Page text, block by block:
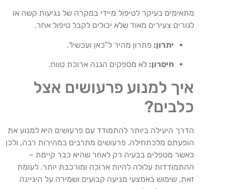
מתאימים בעיקר לטיפול מיידי במקרה של נגיעות קשה או
לגורים צעירים מאוד שלא יכולים לקבל טיפול אחר.
יתרון: פתרון מהיר ל"כאן ועכשיו".
חיסרון: לא מספקים הגנה ארוכת טווח.
איך למנוע פרעושים אצל
כלבים?
הדרך היעילה ביותר להתמודד עם פרעושים היא למנוע את
הופעתם מלכתחילה. פרעושים מתרבים במהירות רבה, ולכן
כאשר מטפלים בבעיה רק לאחר שהיא כבר קיימת –
ההתמודדות עלולה להיות ארוכה ומורכבת יותר. לעומת
זאת, שימוש באמצעי מניעה קבועים ושמירה על היגיינה